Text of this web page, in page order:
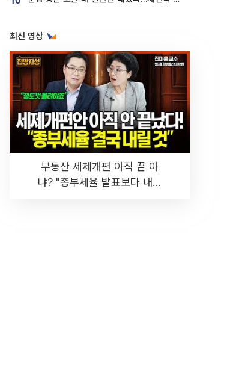
최신 영상
부동산 세제개편 아직 끝 아
냐? "종부세율 발표보다 내릴